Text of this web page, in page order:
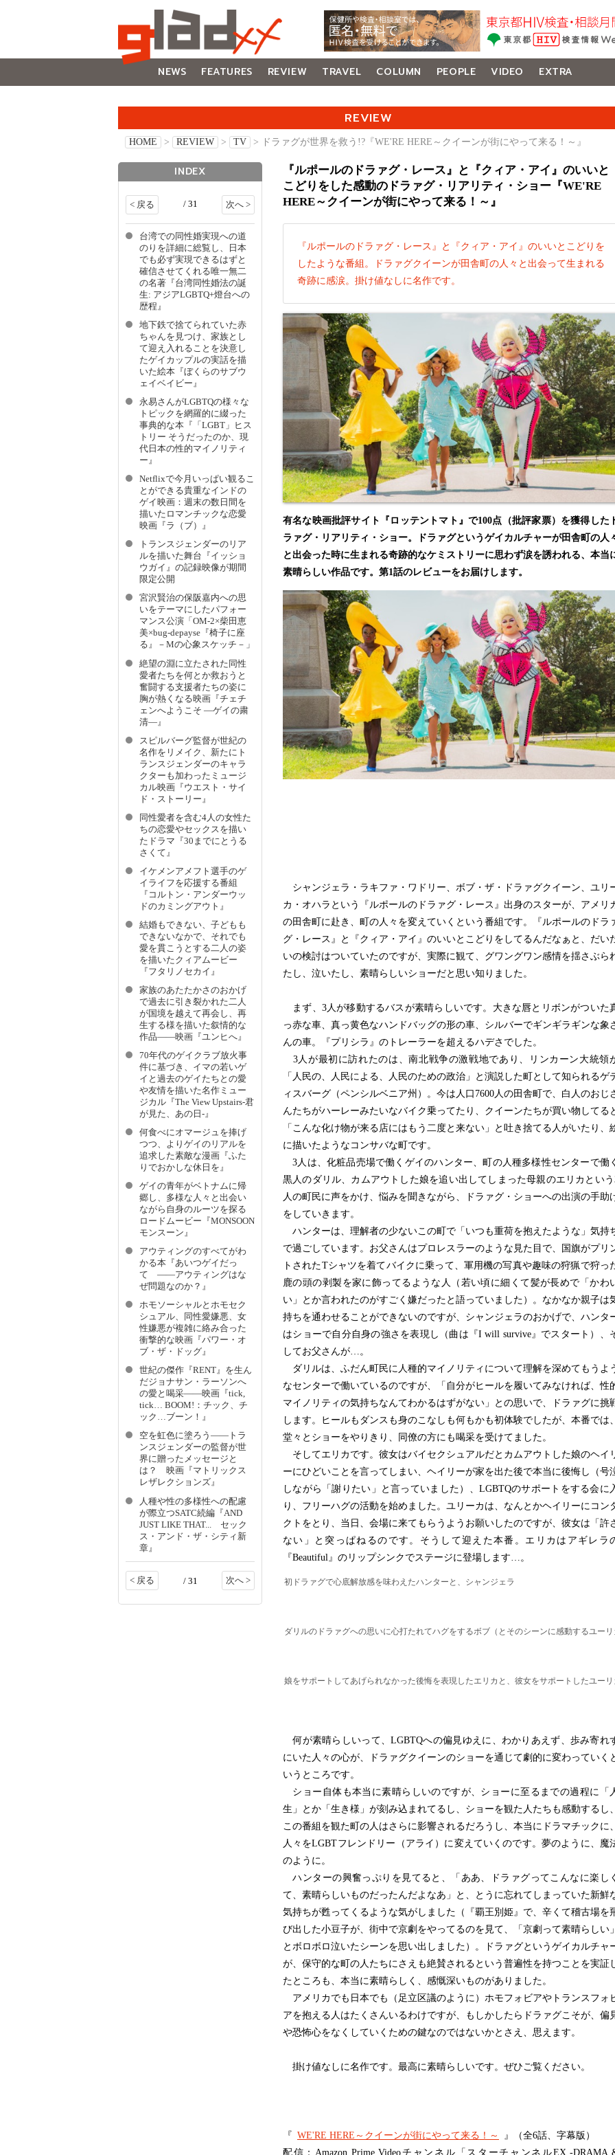
NEWS FEATURES REVIEW TRAVEL COLUMN PEOPLE VIDEO
EXTRA
REVIEW
HOME > REVIEW > TV > ドラァグが世界を救う!?『WE'RE HERE～クイーンが街にやって来る！～』
『ルポールのドラァグ・レース』と『クィア・アイ』のいいと
こどりをした感動のドラァグ・リアリティ・ショー『WE'RE
HERE～クイーンが街にやって来る！～』
『ルポールのドラァグ・レース』と『クィア・アイ』のいいとこどりを
したような番組。ドラァグクイーンが田舎町の人々と出会って生まれる
奇跡に感涙。掛け値なしに名作です。
有名な映画批評サイト『ロッテントマト』で100点（批評家票）を獲得した
ラァグ・リアリティ・ショー。ドラァグというゲイカルチャーが田舎町の人
と出会った時に生まれる奇跡的なケミストリーに思わず涙を誘われる、本当
素晴らしい作品です。第1話のレビューをお届けします。
シャンジェラ・ラキファ・ワドリー、ボブ・ザ・ドラァグクイーン、ユリ
カ・オハラという『ルポールのドラァグ・レース』出身のスターが、アメリ
の田舎町に赴き、町の人々を変えていくという番組です。『ルポールのドラ
グ・レース』と『クィア・アイ』のいいとこどりをしてるんだなぁと、だい
いの検討はついていたのですが、実際に観て、グワングワン感情を揺さぶら
たし、泣いたし、素晴らしいショーだと思い知りました。
まず、3人が移動するバスが素晴らしいです。大きな唇とリボンがついた
っ赤な車、真っ黄色なハンドバッグの形の車、シルバーでギンギラギンな象
んの車。『プリシラ』のトレーラーを超えるハデさでした。
3人が最初に訪れたのは、南北戦争の激戦地であり、リンカーン大統領
「人民の、人民による、人民のための政治」と演説した町として知られるゲ
ィスバーグ（ペンシルベニア州）。今は人口7600人の田舎町で、白人のおじ
んたちがハーレーみたいなバイク乗ってたり、クイーンたちが買い物してる
「こんな化け物が来る店にはもう二度と来ない」と吐き捨てる人がいたり、
に描いたようなコンサバな町です。
3人は、化粧品売場で働くゲイのハンター、町の人種多様性センターで働く
黒人のダリル、カムアウトした娘を追い出してしまった母親のエリカとい
人の町民に声をかけ、悩みを聞きながら、ドラァグ・ショーへの出演の手助
をしていきます。
ハンターは、理解者の少ないこの町で「いつも重荷を抱えたような」気持
で過ごしています。お父さんはプロレスラーのような見た目で、国旗がプリ
トされたTシャツを着てバイクに乗って、軍用機の写真や趣味の狩猟で狩っ
鹿の頭の剥製を家に飾ってるような人（若い頃に細くて髪が長めで「かわ
い」とか言われたのがすごく嫌だったと語っていました）。なかなか親子は
持ちを通わせることができないのですが、シャンジェラのおかげで、ハンタ
はショーで自分自身の強さを表現し（曲は『I will survive』でスタート）、
してお父さんが…。
ダリルは、ふだん町民に人種的マイノリティについて理解を深めてもうよ
なセンターで働いているのですが、「自分がヒールを履いてみなければ、性
マイノリティの気持ちなんてわかるはずがない」との思いで、ドラァグに挑
します。ヒールもダンスも身のこなしも何もかも初体験でしたが、本番では、
堂々とショーをやりきり、同僚の方にも喝采を受けてました。
そしてエリカです。彼女はバイセクシュアルだとカムアウトした娘のヘイ
ーにひどいことを言ってしまい、ヘイリーが家を出た後で本当に後悔し（号
しながら「謝りたい」と言っていました）、LGBTQのサポートをする会に
り、フリーハグの活動を始めました。ユリーカは、なんとかヘイリーにコン
クトをとり、当日、会場に来てもらうようお願いしたのですが、彼女は「許
ない」と突っぱねるのです。そうして迎えた本番。エリカはアギレラ
『Beautiful』のリップシンクでステージに登場します…。
初ドラァグで心底解放感を味わえたハンターと、シャンジェラ
ダリルのドラァグへの思いに心打たれてハグをするボブ（とそのシーンに感動するユーリ
娘をサポートしてあげられなかった後悔を表現したエリカと、彼女をサポートしたユーリ
何が素晴らしいって、LGBTQへの偏見ゆえに、わかりあえず、歩み寄れ
にいた人々の心が、ドラァグクイーンのショーを通じて劇的に変わっていく
いうところです。
ショー自体も本当に素晴らしいのですが、ショーに至るまでの過程に「
生」とか「生き様」が刻み込まれてるし、ショーを観た人たちも感動するし、
この番組を観た町の人はさらに影響されるだろうし、本当にドラマチックに、
人々をLGBTフレンドリー（アライ）に変えていくのです。夢のように、魔
のように。
ハンターの興奮っぷりを見てると、「ああ、ドラァグってこんなに楽しく
て、素晴らしいものだったんだよなあ」と、とうに忘れてしまっていた新鮮
気持ちが甦ってくるような気がしました（『覇王別姫』で、辛くて稽古場を
び出した小豆子が、街中で京劇をやってるのを見て、「京劇って素晴らしい」
とボロボロ泣いたシーンを思い出しました）。ドラァグというゲイカルチャ
が、保守的な町の人たちにさえも絶賛されるという普遍性を持つことを実証
たところも、本当に素晴らしく、感慨深いものがありました。
アメリカでも日本でも（足立区議のように）ホモフォビアやトランスフォ
アを抱える人はたくさんいるわけですが、もしかしたらドラァグこそが、偏
や恐怖心をなくしていくための鍵なのではないかとさえ、思えます。
掛け値なしに名作です。最高に素晴らしいです。ぜひご覧ください。
『 WE'RE HERE～クイーンが街にやって来る！～
』（全6話、字幕版）
配信：Amazon Prime Videoチャンネル「スターチャンネルEX -DRAMA
INDEX
< 戻る / 31 次へ >
台湾での同性婚実現への道
のりを詳細に総覧し、日本
でも必ず実現できるはずと
確信させてくれる唯一無二
の名著『台湾同性婚法の誕
生: アジアLGBTQ+燈台への
歴程』
地下鉄で捨てられていた赤
ちゃんを見つけ、家族とし
て迎え入れることを決意し
たゲイカップルの実話を描
いた絵本『ぼくらのサブウ
ェイベイビー』
永易さんがLGBTQの様々な
トピックを網羅的に綴った
事典的な本『「LGBT」ヒス
トリー そうだったのか、現
代日本の性的マイノリティ
ー』
Netflixで今月いっぱい観るこ
とができる貴重なインドの
ゲイ映画：週末の数日間を
描いたロマンチックな恋愛
映画『ラ（ブ）』
トランスジェンダーのリア
ルを描いた舞台『イッショ
ウガイ』の記録映像が期間
限定公開
宮沢賢治の保阪嘉内への思
いをテーマにしたパフォー
マンス公演「OM-2×柴田恵
美×bug-depayse『椅子に座
る』－Mの心象スケッチ－」
絶望の淵に立たされた同性
愛者たちを何とか救おうと
奮闘する支援者たちの姿に
胸が熱くなる映画『チェチ
ェンへようこそ ―ゲイの粛
清―』
スピルバーグ監督が世紀の
名作をリメイク、新たにト
ランスジェンダーのキャラ
クターも加わったミュージ
カル映画『ウエスト・サイ
ド・ストーリー』
同性愛者を含む4人の女性た
ちの恋愛やセックスを描い
たドラマ『30までにとうる
さくて』
イケメンアメフト選手のゲ
イライフを応援する番組
『コルトン・アンダーウッ
ドのカミングアウト』
結婚もできない、子どもも
できないなかで、それでも
愛を貫こうとする二人の姿
を描いたクィアムービー
『フタリノセカイ』
家族のあたたかさのおかげ
で過去に引き裂かれた二人
が国境を越えて再会し、再
生する様を描いた叙情的な
作品――映画『ユンヒへ』
70年代のゲイクラブ放火事
件に基づき、イマの若いゲ
イと過去のゲイたちとの愛
や友情を描いた名作ミュー
ジカル『The View Upstairs-君
が見た、あの日-』
何食べにオマージュを捧げ
つつ、よりゲイのリアルを
追求した素敵な漫画『ふた
りでおかしな休日を』
ゲイの青年がベトナムに帰
郷し、多様な人々と出会い
ながら自身のルーツを探る
ロードムービー『MONSOON
モンスーン』
アウティングのすべてがわ
かる本『あいつゲイだっ
て ――アウティングはな
ぜ問題なのか？』
ホモソーシャルとホモセク
シュアル、同性愛嫌悪、女
性嫌悪が複雑に絡み合った
衝撃的な映画『パワー・オ
ブ・ザ・ドッグ』
世紀の傑作『RENT』を生ん
だジョナサン・ラーソンへ
の愛と喝采――映画『tick,
tick… BOOM!：チック、チ
ック…ブーン！』
空を虹色に塗ろう――トラ
ンスジェンダーの監督が世
界に贈ったメッセージと
は？ 映画『マトリックス
レザレクションズ』
人種や性の多様性への配慮
が際立つSATC続編『AND
JUST LIKE THAT... セック
ス・アンド・ザ・シティ新
章』
< 戻る / 31 次へ >